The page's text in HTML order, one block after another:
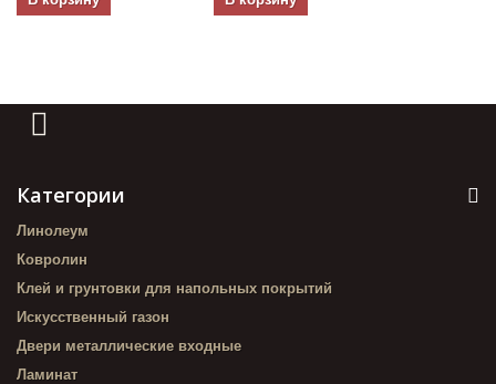
Категории
Линолеум
Ковролин
Клей и грунтовки для напольных покрытий
Искусственный газон
Двери металлические входные
Ламинат